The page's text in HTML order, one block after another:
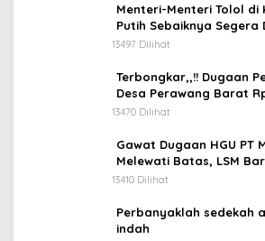
Menteri-Menteri Tolol di
Putih Sebaiknya Segera
13497 Dilihat
Terbongkar,,!! Dugaan
Desa Perawang Barat
Tidak Jelas
13470 Dilihat
Gawat Dugaan HGU PT
Melewati Batas, LSM
ke APH dan Satgas PKH
13410 Dilihat
Perbanyaklah sedekah
indah